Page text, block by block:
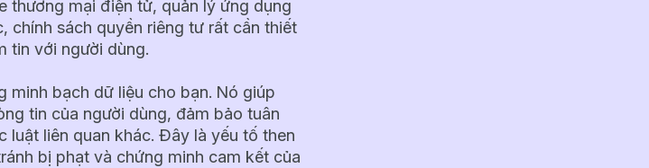
thương mại điện tử, quản lý ứng dụng
chính sách quyền riêng tư rất cần thiết
tin với người dùng.
minh bạch dữ liệu cho bạn. Nó giúp
tin của người dùng, đảm bảo tuân
luật liên quan khác. Đây là yếu tố then
bị phạt và chứng minh cam kết của